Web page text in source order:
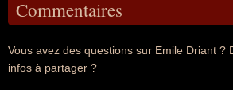
Commentaires
Vous avez des questions sur Emile Driant ?
infos à partager ?